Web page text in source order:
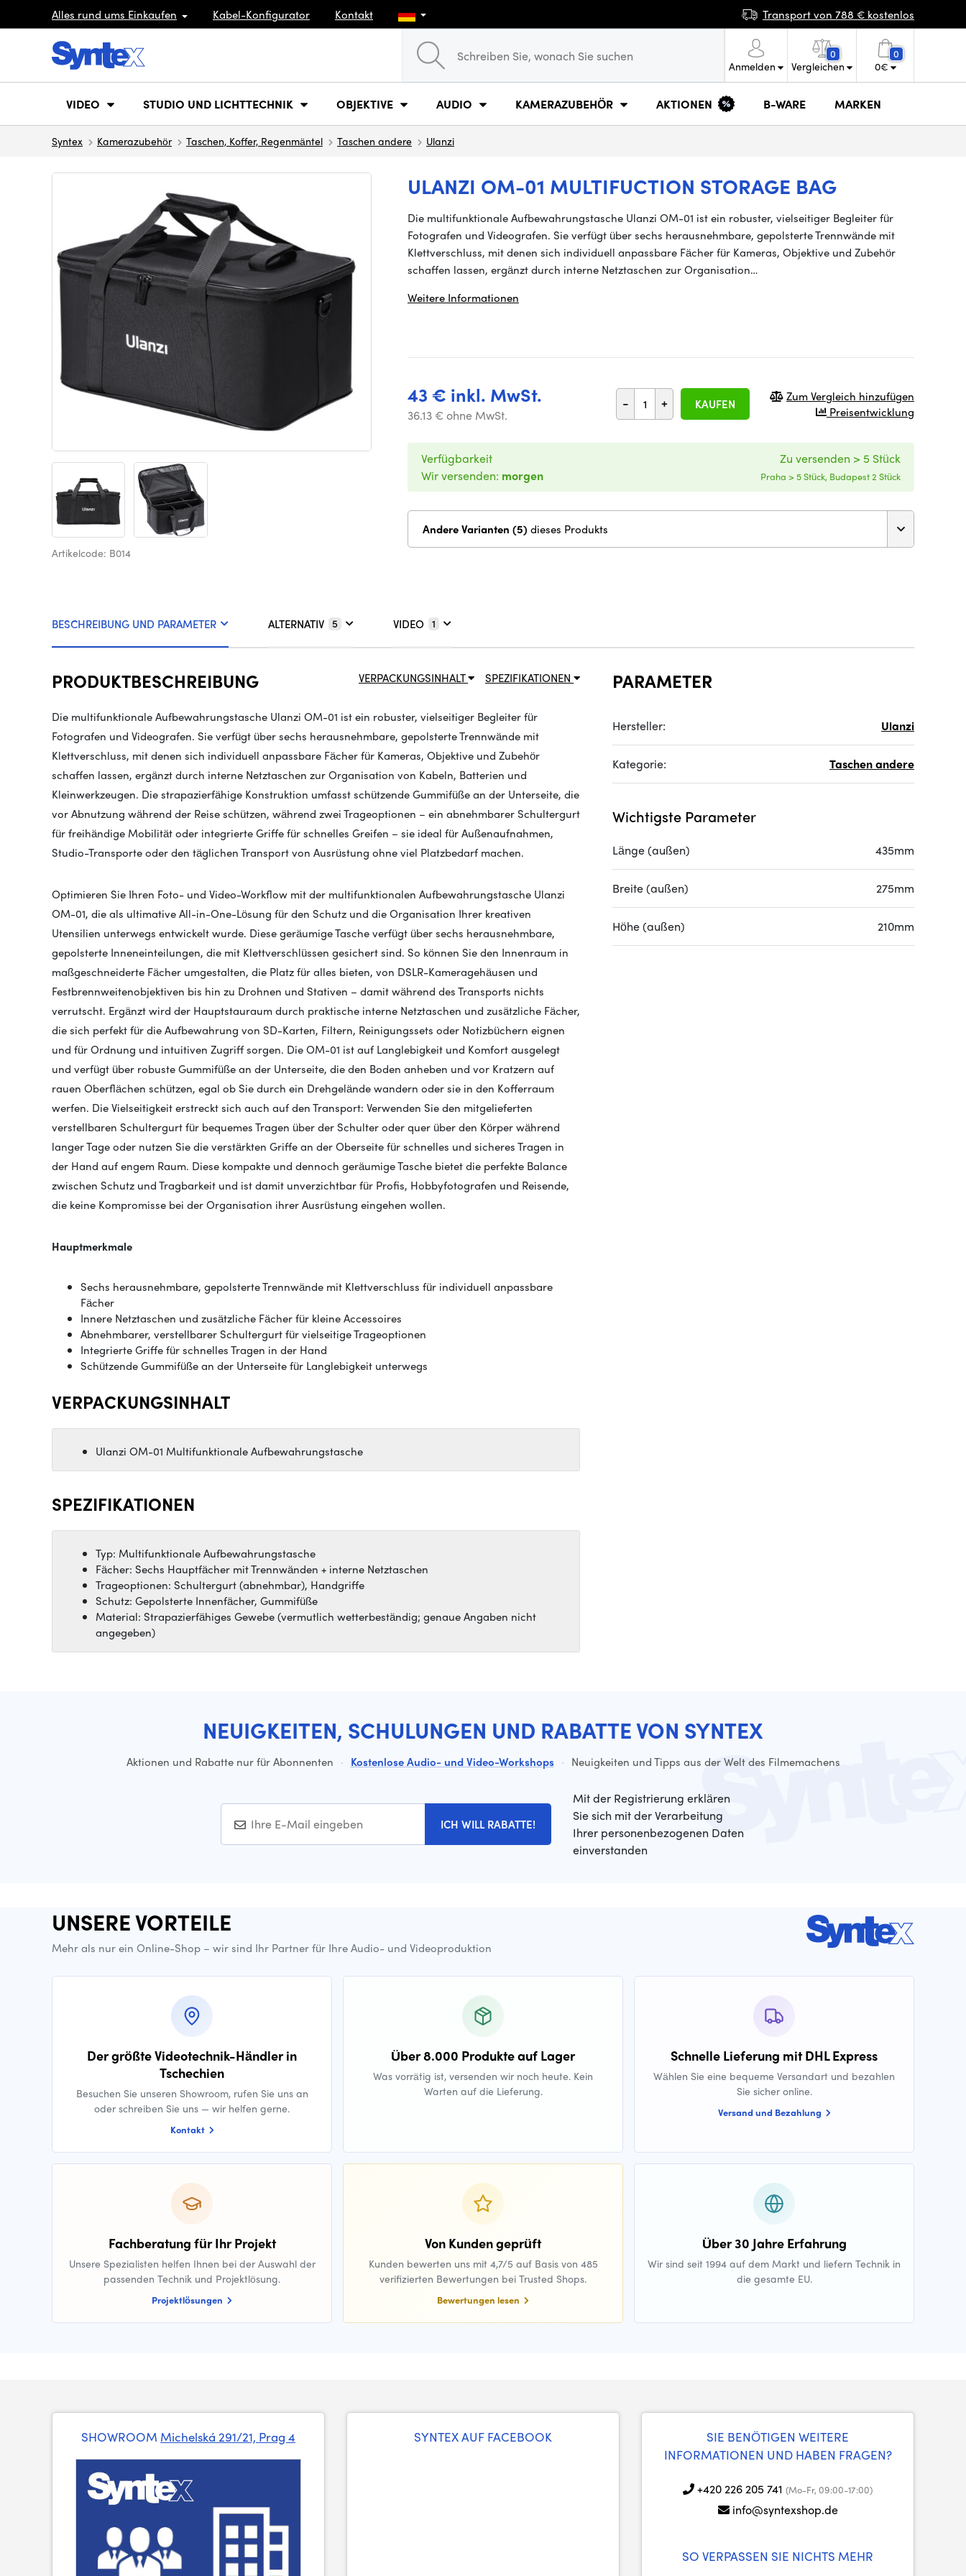
Alles rund ums Einkaufen Kabel-Konfigurator Kontakt Transport von 788 € kostenlos
Anmelden
0
Vergleichen
0
0€
VIDEO STUDIO UND LICHTTECHNIK OBJEKTIVE AUDIO KAMERAZUBEHÖR AKTIONEN B-WARE MARKEN
Syntex Kamerazubehör Taschen, Koffer, Regenmäntel Taschen andere Ulanzi
ULANZI OM-01 MULTIFUCTION STORAGE BAG
Artikelcode: B014
Die multifunktionale Aufbewahrungstasche Ulanzi OM-01 ist ein robuster, vielseitiger Begleiter für
Fotografen und Videografen. Sie verfügt über sechs herausnehmbare, gepolsterte Trennwände mit
Klettverschluss, mit denen sich individuell anpassbare Fächer für Kameras, Objektive und Zubehör
schaffen lassen, ergänzt durch interne Netztaschen zur Organisation…
Weitere Informationen
43 € inkl. MwSt.
36.13 € ohne MwSt.
- + KAUFEN
Zum Vergleich hinzufügen
Preisentwicklung
Verfügbarkeit
Wir versenden: morgen
Zu versenden > 5 Stück
Praha > 5 Stück, Budapest 2 Stück
Andere Varianten (5) dieses Produkts
BESCHREIBUNG UND PARAMETER ALTERNATIV 5 VIDEO 1
SPEZIFIKATIONEN
VERPACKUNGSINHALT
PRODUKTBESCHREIBUNG
Die multifunktionale Aufbewahrungstasche Ulanzi OM-01 ist ein robuster, vielseitiger Begleiter für
Fotografen und Videografen. Sie verfügt über sechs herausnehmbare, gepolsterte Trennwände mit
Klettverschluss, mit denen sich individuell anpassbare Fächer für Kameras, Objektive und Zubehör
schaffen lassen, ergänzt durch interne Netztaschen zur Organisation von Kabeln, Batterien und
Kleinwerkzeugen. Die strapazierfähige Konstruktion umfasst schützende Gummifüße an der Unterseite, die
vor Abnutzung während der Reise schützen, während zwei Trageoptionen – ein abnehmbarer Schultergurt
für freihändige Mobilität oder integrierte Griffe für schnelles Greifen – sie ideal für Außenaufnahmen,
Studio-Transporte oder den täglichen Transport von Ausrüstung ohne viel Platzbedarf machen.
Optimieren Sie Ihren Foto- und Video-Workflow mit der multifunktionalen Aufbewahrungstasche Ulanzi
OM-01, die als ultimative All-in-One-Lösung für den Schutz und die Organisation Ihrer kreativen
Utensilien unterwegs entwickelt wurde. Diese geräumige Tasche verfügt über sechs herausnehmbare,
gepolsterte Inneneinteilungen, die mit Klettverschlüssen gesichert sind. So können Sie den Innenraum in
maßgeschneiderte Fächer umgestalten, die Platz für alles bieten, von DSLR-Kameragehäusen und
Festbrennweitenobjektiven bis hin zu Drohnen und Stativen – damit während des Transports nichts
verrutscht. Ergänzt wird der Hauptstauraum durch praktische interne Netztaschen und zusätzliche Fächer,
die sich perfekt für die Aufbewahrung von SD-Karten, Filtern, Reinigungssets oder Notizbüchern eignen
und für Ordnung und intuitiven Zugriff sorgen. Die OM-01 ist auf Langlebigkeit und Komfort ausgelegt
und verfügt über robuste Gummifüße an der Unterseite, die den Boden anheben und vor Kratzern auf
rauen Oberflächen schützen, egal ob Sie durch ein Drehgelände wandern oder sie in den Kofferraum
werfen. Die Vielseitigkeit erstreckt sich auch auf den Transport: Verwenden Sie den mitgelieferten
verstellbaren Schultergurt für bequemes Tragen über der Schulter oder quer über den Körper während
langer Tage oder nutzen Sie die verstärkten Griffe an der Oberseite für schnelles und sicheres Tragen in
der Hand auf engem Raum. Diese kompakte und dennoch geräumige Tasche bietet die perfekte Balance
zwischen Schutz und Tragbarkeit und ist damit unverzichtbar für Profis, Hobbyfotografen und Reisende,
die keine Kompromisse bei der Organisation ihrer Ausrüstung eingehen wollen.
Hauptmerkmale
Sechs herausnehmbare, gepolsterte Trennwände mit Klettverschluss für individuell anpassbare
Fächer
Innere Netztaschen und zusätzliche Fächer für kleine Accessoires
Abnehmbarer, verstellbarer Schultergurt für vielseitige Trageoptionen
Integrierte Griffe für schnelles Tragen in der Hand
Schützende Gummifüße an der Unterseite für Langlebigkeit unterwegs
VERPACKUNGSINHALT
Ulanzi OM-01 Multifunktionale Aufbewahrungstasche
SPEZIFIKATIONEN
Typ: Multifunktionale Aufbewahrungstasche
Fächer: Sechs Hauptfächer mit Trennwänden + interne Netztaschen
Trageoptionen: Schultergurt (abnehmbar), Handgriffe
Schutz: Gepolsterte Innenfächer, Gummifüße
Material: Strapazierfähiges Gewebe (vermutlich wetterbeständig; genaue Angaben nicht
angegeben)
PARAMETER
Hersteller: Ulanzi
Kategorie: Taschen andere
Wichtigste Parameter
Länge (außen) 435mm
Breite (außen) 275mm
Höhe (außen) 210mm
NEUIGKEITEN, SCHULUNGEN UND RABATTE VON SYNTEX
Aktionen und Rabatte nur für Abonnenten · Kostenlose Audio- und Video-Workshops · Neuigkeiten und Tipps aus der Welt des Filmemachens
ICH WILL RABATTE!
Mit der Registrierung erklären
Sie sich mit der Verarbeitung
Ihrer personenbezogenen Daten
einverstanden
UNSERE VORTEILE
Mehr als nur ein Online-Shop – wir sind Ihr Partner für Ihre Audio- und Videoproduktion
Der größte Videotechnik-Händler in
Tschechien
Besuchen Sie unseren Showroom, rufen Sie uns an
oder schreiben Sie uns — wir helfen gerne.
Kontakt
Über 8.000 Produkte auf Lager
Was vorrätig ist, versenden wir noch heute. Kein
Warten auf die Lieferung.
Schnelle Lieferung mit DHL Express
Wählen Sie eine bequeme Versandart und bezahlen
Sie sicher online.
Versand und Bezahlung
Fachberatung für Ihr Projekt
Unsere Spezialisten helfen Ihnen bei der Auswahl der
passenden Technik und Projektlösung.
Projektlösungen
Von Kunden geprüft
Kunden bewerten uns mit 4,7/5 auf Basis von 485
verifizierten Bewertungen bei Trusted Shops.
Bewertungen lesen
Über 30 Jahre Erfahrung
Wir sind seit 1994 auf dem Markt und liefern Technik in
die gesamte EU.
SHOWROOM Michelská 291/21, Prag 4 SYNTEX AUF FACEBOOK
SIE BENÖTIGEN WEITERE
INFORMATIONEN UND HABEN FRAGEN?
+420 226 205 741 (Mo-Fr, 09:00-17:00)
info@syntexshop.de
SO VERPASSEN SIE NICHTS MEHR